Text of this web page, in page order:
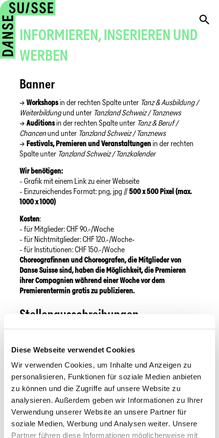
Diese Webseite verwendet Cookies
Wir verwenden Cookies, um Inhalte und Anzeigen zu
personalisieren, Funktionen für soziale Medien anbieten
zu können und die Zugriffe auf unsere Website zu
analysieren. Außerdem geben wir Informationen zu Ihrer
Verwendung unserer Website an unsere Partner für
soziale Medien, Werbung und Analysen weiter. Unsere
Partner führen diese Informationen möglicherweise mit
INFORMIEREN, INSERIEREN UND
WERBEN
Banner
→ Workshopsin der rechten Spalte unter Tanz & Ausbildung /
Weiterbildungund unter Tanzland Schweiz / Tanznews
→ Auditionsin der rechten Spalte unter Tanz & Beruf /
Chancen und unter Tanzland Schweiz / Tanznews
→ Festivals, Premieren und Veranstaltungenin der rechten
Spalte unter Tanzland Schweiz / Tanzkalender
Wir benötigen:
- Grafik mit einem Link zu einer Webseite
- Einzureichendes Format: png, jpg //500 x 500 Pixel (max.
1000 x 1000)
Kosten:
- für Mitglieder: CHF 90.-/Woche
- für Nichtmitglieder: CHF 120.-/Woche-
- für Institutionen: CHF 150.-/Woche
Choreografinnen und Choreografen, die Mitglieder von
Danse Suisse sind, haben die Möglichkeit, die Premieren
ihrer Compagnien während einer Woche vor dem
Premierentermin gratis zu publizieren.
Stellenausschreibungen
Einsendung der notwendigen Informationen (als Text- bzw.
Worddatei, kein pdf!). Die Angaben sollten nicht zu
umfangreich sein, wir verlinken aber gerne auf eine
Ursprungsseite, wo eine längere Version nachzulesen ist.
Kosten
- für Mitglieder: gratis
- Auditions von professionellen Compagnien (durch die
öffentliche Hand subventioniert) für Tänzer*innen sind